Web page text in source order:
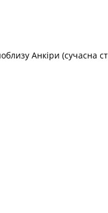
Анкіри (сучасна